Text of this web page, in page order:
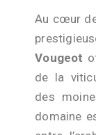
Au cœur
Vougeot
de la
des
domaine